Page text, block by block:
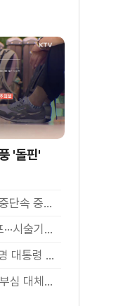
'돌핀'
'26년 사이버성폭력 집중단속 중간성과 발표···향후 추진계획은?
문신시술 표준지침 배포···시술기구, 일회용 사용 후 폐기
제34회 국무회의 이재명 대통령 모두발언
나라의 평화, 국민의 자부심 대체불가 대한민국 이재명 대통령 모두말씀